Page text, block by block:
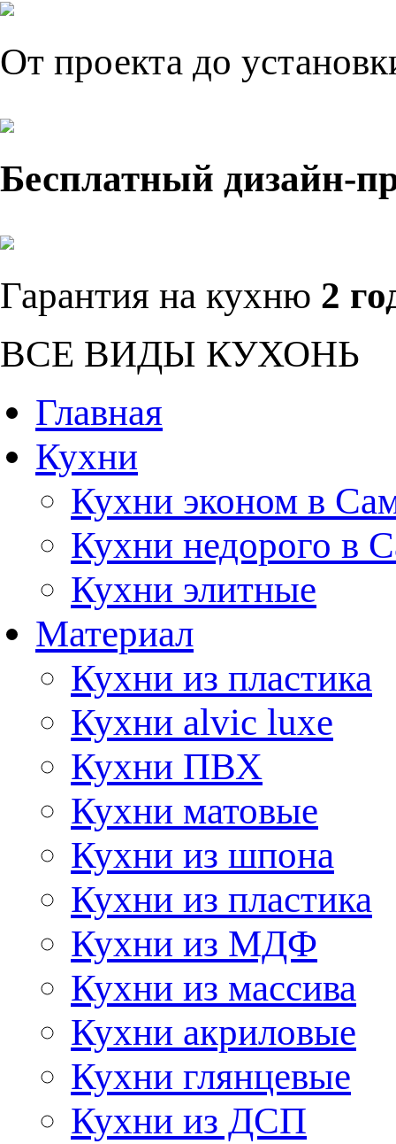
От проекта до
Бесплатный дизайн-
Гарантия на кухню 2
ВСЕ ВИДЫ КУХОНЬ
Главная
Кухни
Кухни эконом в
Кухни недорого в
Кухни элитные
Материал
Кухни из пластика
Кухни alvic luxe
Кухни ПВХ
Кухни матовые
Кухни из шпона
Кухни из пластика
Кухни из МДФ
Кухни из массива
Кухни акриловые
Кухни глянцевые
Кухни из ДСП